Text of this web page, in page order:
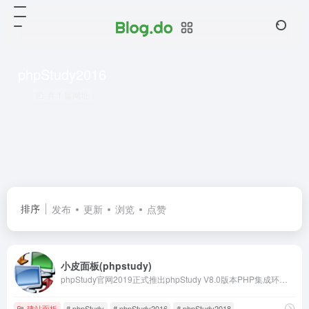
排序 发布 更新 浏览 点赞
小皮面板(phpstudy)